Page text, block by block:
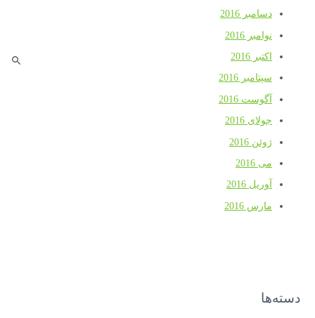
دسامبر 2016
نوامبر 2016
اکتبر 2016
سپتامبر 2016
آگوست 2016
جولای 2016
ژوئن 2016
می 2016
آوریل 2016
مارس 2016
دسته‌ها